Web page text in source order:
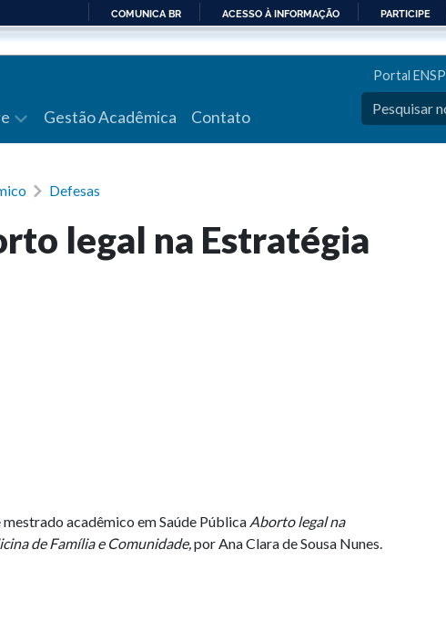
PARA
COMUNICA BR ACESSO À INFORMAÇÃO PARTICIPE
Gestão Acadêmica Contato
Portal ENSP
Defesas
legal na Estratégia
acadêmico em Saúde Pública Aborto legal na
de Família e Comunidade,porAna Clara de Sousa Nunes.